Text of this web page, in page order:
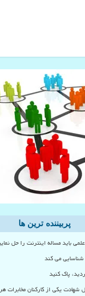
پربیننده ترین ها
باید مساله اینترنت را حل
شناسایی می کند
پاک کنید
شهادت یکی از کارکنان مخابرات